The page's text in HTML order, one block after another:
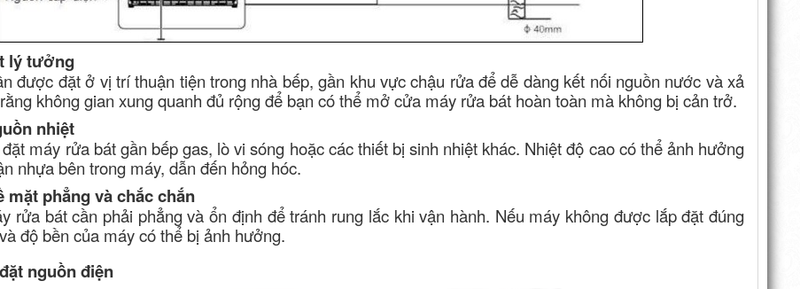
lý tưởng
được đặt ở vị trí thuận tiện trong nhà bếp, gần khu vực chậu rửa để dễ dàng kết nối nguồn nước và xả
không gian xung quanh đủ rộng để bạn có thể mở cửa máy rửa bát hoàn toàn mà không bị cản trở.
nhiệt
máy rửa bát gần bếp gas, lò vi sóng hoặc các thiết bị sinh nhiệt khác. Nhiệt độ cao có thể ảnh hưởng
nhựa bên trong máy, dẫn đến hỏng hóc.
mặt phẳng và chắc chắn
rửa bát cần phải phẳng và ổn định để tránh rung lắc khi vận hành. Nếu máy không được lắp đặt đúng
độ bền của máy có thể bị ảnh hưởng.
nguồn điện